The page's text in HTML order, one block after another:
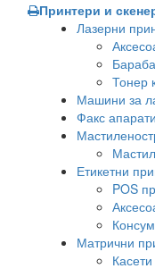
Принтери и
Лазерни
Тонер
Машини за
Факс апарати
Етикетни
POS
Матрични